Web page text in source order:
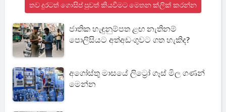
තව දුරටත් ගොසිප් පුවත් කියවීමට මෙතන ක්ලික් කරන්න
ජාතික හැඳුනුම්පත ළඟ නැතිනම්
පොලිසියට අත්අඩංගුවට ගත හැකිද?
අගෝස්තු මාසයේ ලිට්‍රෝ ගෑස් මිල ගණන්
මෙන්න